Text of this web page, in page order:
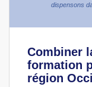
dispensons
Combiner
formation
région